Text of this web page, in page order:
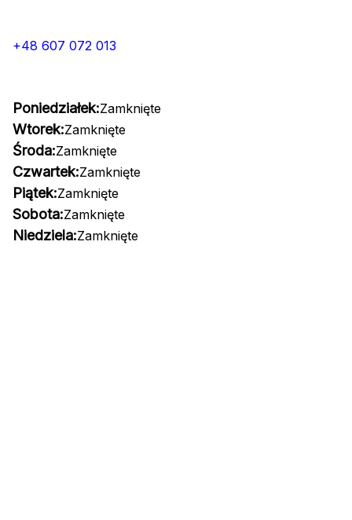
+48 607 072 013
Poniedziałek:Zamknięte
Wtorek:Zamknięte
Środa:Zamknięte
Czwartek:Zamknięte
Piątek:Zamknięte
Sobota:Zamknięte
Niedziela:Zamknięte